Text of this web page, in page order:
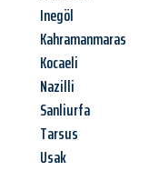
Inegöl
Kahramanmaras
Kocaeli
Nazilli
Sanliurfa
Tarsus
Usak